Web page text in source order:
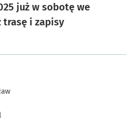
już w sobotę we
trasę i zapisy